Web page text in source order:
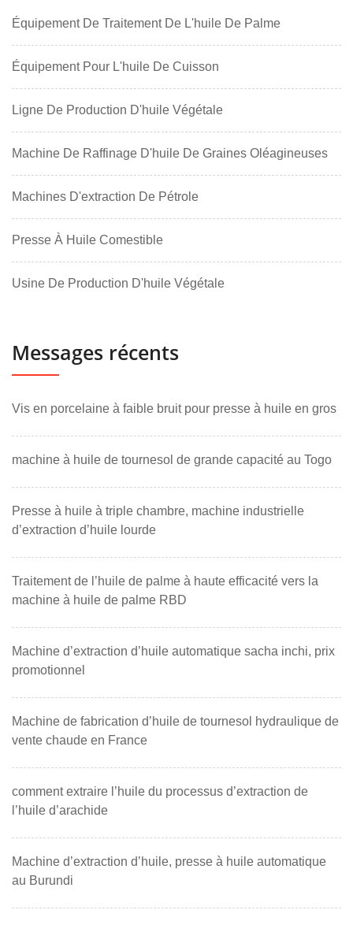
Équipement De Traitement De L'huile De Palme
Équipement Pour L'huile De Cuisson
Ligne De Production D'huile Végétale
Machine De Raffinage D'huile De Graines Oléagineuses
Machines D'extraction De Pétrole
Presse À Huile Comestible
Usine De Production D'huile Végétale
Messages récents
Vis en porcelaine à faible bruit pour presse à huile en gros
machine à huile de tournesol de grande capacité au Togo
Presse à huile à triple chambre, machine industrielle
d’extraction d’huile lourde
Traitement de l’huile de palme à haute efficacité vers la
machine à huile de palme RBD
Machine d’extraction d’huile automatique sacha inchi, prix
promotionnel
Machine de fabrication d’huile de tournesol hydraulique de
vente chaude en France
comment extraire l’huile du processus d’extraction de
l’huile d’arachide
Machine d’extraction d’huile, presse à huile automatique
au Burundi